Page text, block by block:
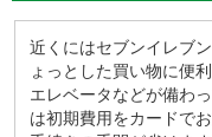
近くにはセブンイレブ
ょっとした買い物に便
エレベータなどが備わ
は初期費用をカードで